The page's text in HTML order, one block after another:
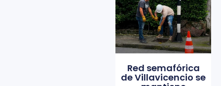
Red semafórica
de Villavicencio se